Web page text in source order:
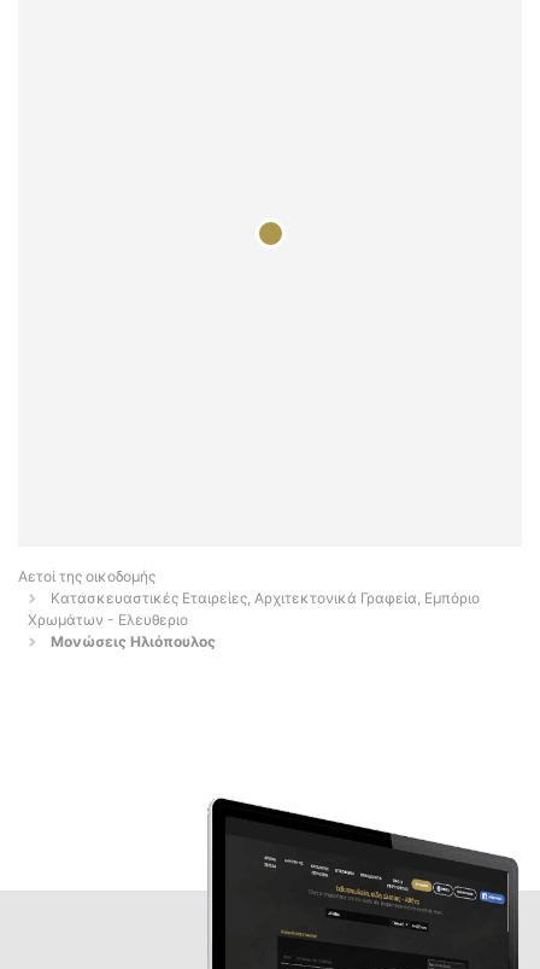
Αετοί της οικοδομής
Κατασκευαστικές Εταιρείες, Αρχιτεκτονικά Γραφεία, Εμπόριο
Χρωμάτων - Ελευθεριο
Μονώσεις Ηλιόπουλος